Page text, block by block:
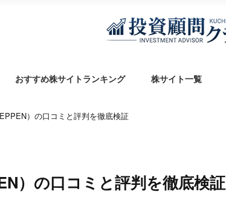
おすすめ株サイトランキング 株サイト一覧
）の口コミと評判を徹底検証
）の口コミと評判を徹底検証